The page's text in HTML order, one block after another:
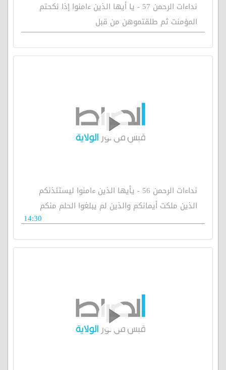
نداءات الرحمن 57 - يا أيها الذين ءامنوا إذا نكحتم
المؤمنت ثم طلقتموهن من قبل
نداءات الرحمن 56 - يأيها الذين ءامنوا ليستئذنكم
الذين ملكت أيمانكم والذين لم يبلغوا الحلم منكم
14:30